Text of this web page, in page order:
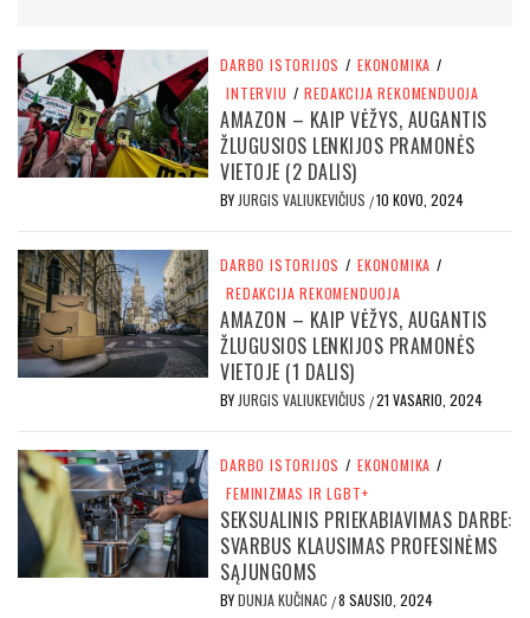
DARBO ISTORIJOS / EKONOMIKA /
INTERVIU / REDAKCIJA REKOMENDUOJA
AMAZON – KAIP VĖŽYS, AUGANTIS
ŽLUGUSIOS LENKIJOS PRAMONĖS
VIETOJE (2 DALIS)
BY JURGIS VALIUKEVIČIUS /10 KOVO, 2024
DARBO ISTORIJOS / EKONOMIKA /
REDAKCIJA REKOMENDUOJA
AMAZON – KAIP VĖŽYS, AUGANTIS
ŽLUGUSIOS LENKIJOS PRAMONĖS
VIETOJE (1 DALIS)
BY JURGIS VALIUKEVIČIUS /21 VASARIO, 2024
DARBO ISTORIJOS / EKONOMIKA /
FEMINIZMAS IR LGBT+
SEKSUALINIS PRIEKABIAVIMAS DARBE:
SVARBUS KLAUSIMAS PROFESINĖMS
SĄJUNGOMS
BYDUNJA KUČINAC /8 SAUSIO, 2024